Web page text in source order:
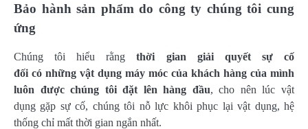
Bảo hành sản phẩm do công ty chúng tôi cung
ứng
Chúng tôi hiểu rằngthời gian giải quyết sự cố
đối có những vật dụng máy móc của khách hàng của mình
luôn được chúng tôi đặt lên hàng đầu, cho nên lúc vật
dụng gặp sự cố, chúng tôi nỗ lực khôi phục lại vật dụng, hệ
thống chỉ mất thời gian ngắn nhất.